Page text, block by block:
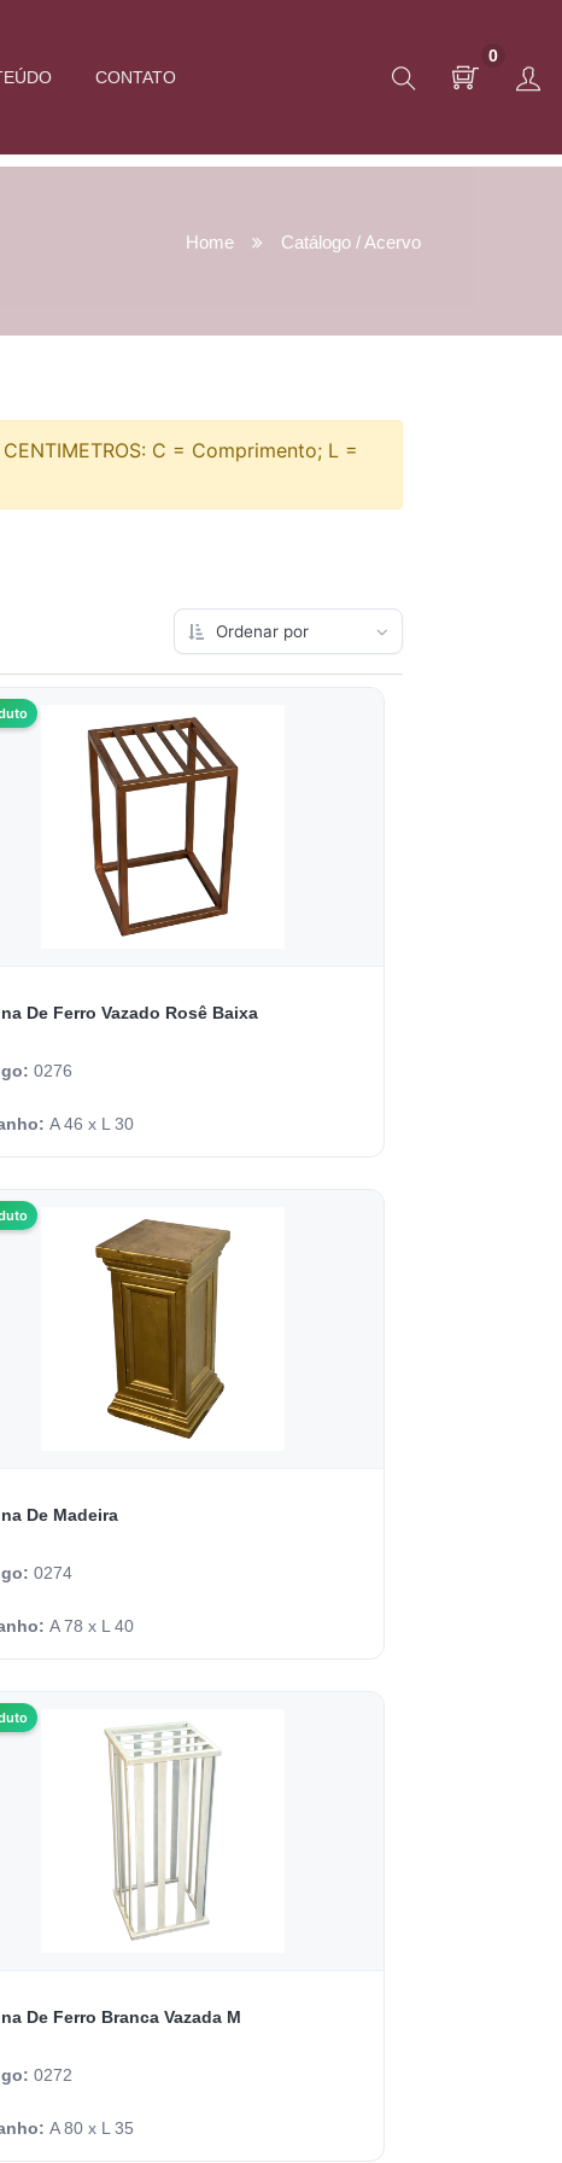
CONTATO
0
Home Catálogo / Acervo
CENTIMETROS: C = Comprimento; L =
De Ferro Vazado Rosê Baixa
0276
A 46 x L 30
Coluna De Madeira
0274
A 78 x L 40
De Ferro Branca Vazada M
0272
A 80 x L 35